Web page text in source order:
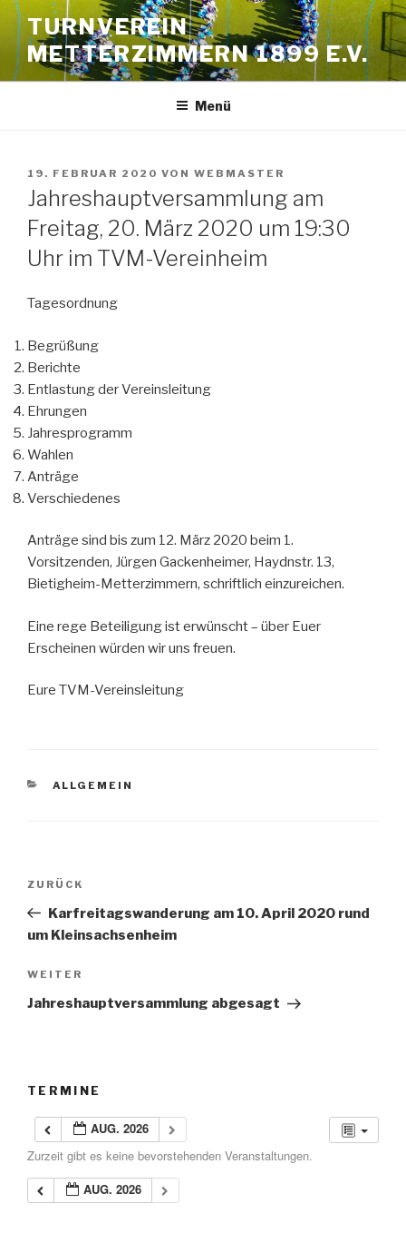
Zum
Inhalt
springen
TURNVEREIN
METTERZIMMERN 1899 E.V.
Menü
VERÖFFENTLICHT
AM
19. FEBRUAR 2020 VON WEBMASTER
Jahreshauptversammlung am
Freitag, 20. März 2020 um 19:30
Uhr im TVM-Vereinheim
Tagesordnung
Begrüßung
Berichte
Entlastung der Vereinsleitung
Ehrungen
Jahresprogramm
Wahlen
Anträge
Verschiedenes
Anträge sind bis zum 12. März 2020 beim 1.
Vorsitzenden, Jürgen Gackenheimer, Haydnstr. 13,
Bietigheim-Metterzimmern, schriftlich einzureichen.
Eine rege Beteiligung ist erwünscht – über Euer
Erscheinen würden wir uns freuen.
Eure TVM-Vereinsleitung
KATEGORIEN
ALLGEMEIN
Beitragsnavigation
Vorheriger
Beitrag
ZURÜCK
Karfreitagswanderung am 10. April 2020 rund
um Kleinsachsenheim
Nächster
Beitrag
WEITER
Jahreshauptversammlung abgesagt
TERMINE
AUG. 2026
Zurzeit gibt es keine bevorstehenden Veranstaltungen.
AUG. 2026